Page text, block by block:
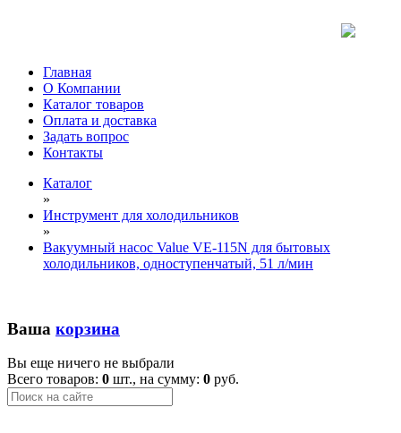
Главная
О Компании
Каталог товаров
Оплата и доставка
Задать вопрос
Контакты
Каталог
»
Инструмент для холодильников
»
Вакуумный насос Value VE-115N для бытовых
холодильников, одноступенчатый, 51 л/мин
Ваша корзина
Вы еще ничего не выбрали
Всего товаров: 0 шт., на сумму: 0 руб.